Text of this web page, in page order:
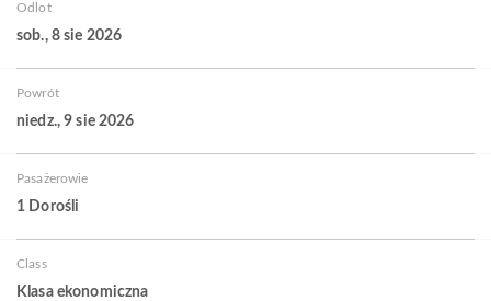
Odlot
sob., 8 sie 2026
Powrót
niedz., 9 sie 2026
Pasażerowie
1 Dorośli
Class
Klasa ekonomiczna